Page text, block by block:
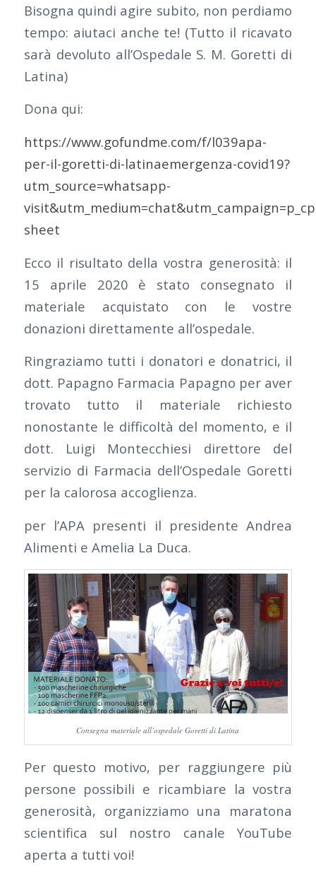
Bisogna quindi agire subito, non perdiamo
tempo: aiutaci anche te! (Tutto il ricavato
sarà devoluto all’Ospedale S. M. Goretti di
Latina)
Dona qui:
https://www.gofundme.com/f/l039apa-
per-il-goretti-di-latinaemergenza-covid19?
utm_source=whatsapp-
sheet
Ecco il risultato della vostra generosità: il
15 aprile 2020 è stato consegnato il
materiale acquistato con le vostre
donazioni direttamente all’ospedale.
Ringraziamo tutti i donatori e donatrici, il
dott. Papagno Farmacia Papagno per aver
trovato tutto il materiale richiesto
nonostante le difficoltà del momento, e il
dott. Luigi Montecchiesi direttore del
servizio di Farmacia dell’Ospedale Goretti
per la calorosa accoglienza.
per l’APA presenti il presidente Andrea
Alimenti e Amelia La Duca.
Consegna materiale all’ospedale Goretti di Latina
Per questo motivo, per raggiungere più
persone possibili e ricambiare la vostra
generosità, organizziamo una maratona
scientifica sul nostro canale YouTube
aperta a tutti voi!